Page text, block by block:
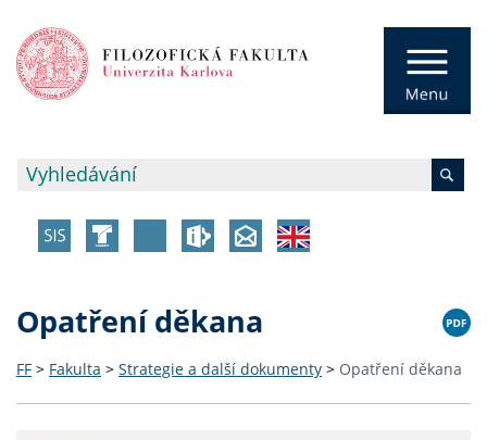
Opatření děkana
FF > Fakulta > Strategie a další dokumenty > Opatření děkana